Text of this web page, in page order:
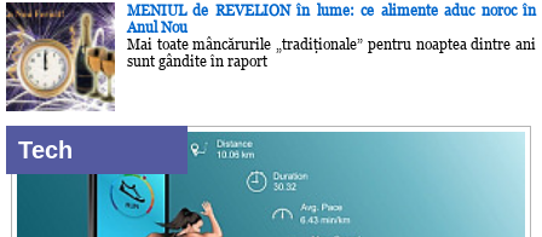
MENIUL de REVELION în lume: ce alimente aduc noroc în
Anul Nou
Mai toate mâncărurile „tradiţionale” pentru noaptea dintre ani
sunt gândite în raport
Tech